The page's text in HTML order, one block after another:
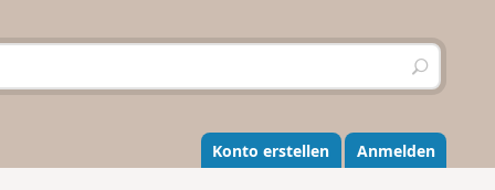
S
u
h
e
n
Konto erstellen Anmelden